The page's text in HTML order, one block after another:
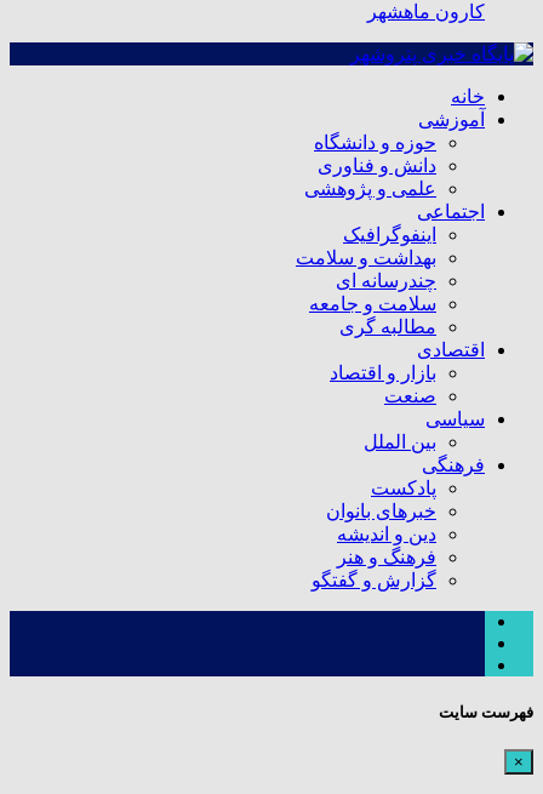
کارون ماهشهر
خانه
آموزشی
حوزه و دانشگاه
دانش و فناوری
علمی و پژوهشی
اجتماعی
اینفوگرافیک
بهداشت و سلامت
چندرسانه ای
سلامت و جامعه
مطالبه گری
اقتصادی
بازار و اقتصاد
صنعت
سیاسی
بین الملل
فرهنگی
پادکست
خبرهای بانوان
دین و اندیشه
فرهنگ و هنر
گزارش و گفتگو
فهرست سایت
×